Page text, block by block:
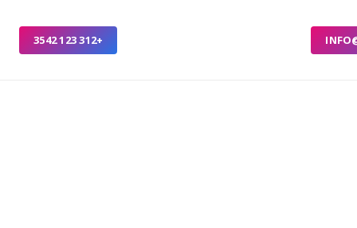
+312 123 3542